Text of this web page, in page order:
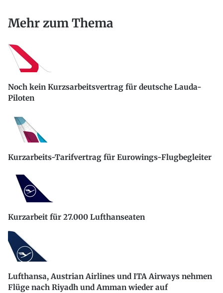
Mehr zum Thema
Noch kein Kurzsarbeitsvertrag für deutsche Lauda-
Piloten
Kurzarbeits-Tarifvertrag für Eurowings-Flugbegleiter
Kurzarbeit für 27.000 Lufthanseaten
Lufthansa, Austrian Airlines und ITA Airways nehmen
Flüge nach Riyadh und Amman wieder auf